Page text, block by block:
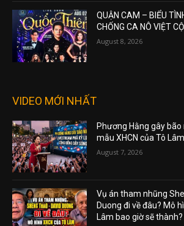
QUẬN CAM – BIỂU
CHỐNG CA NÔ VIỆT
August 8, 2026
VIDEO MỚI NHẤT
Phương Hằng gây
mẫu XHCN của Tô
August 7, 2026
Vụ án tham nhũng
Duong đi về đâu? Mô
Lâm bao giờ sẽ thành?